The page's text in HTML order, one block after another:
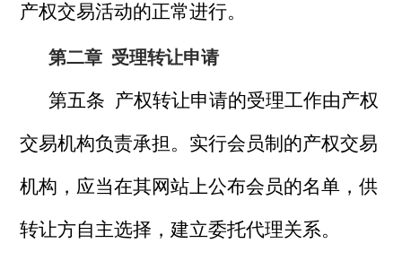
产权交易活动的正常进行。
第二章 受理转让申请
第五条 产权转让申请的受理工作由产权
交易机构负责承担。实行会员制的产权交易
机构，应当在其网站上公布会员的名单，供
转让方自主选择，建立委托代理关系。